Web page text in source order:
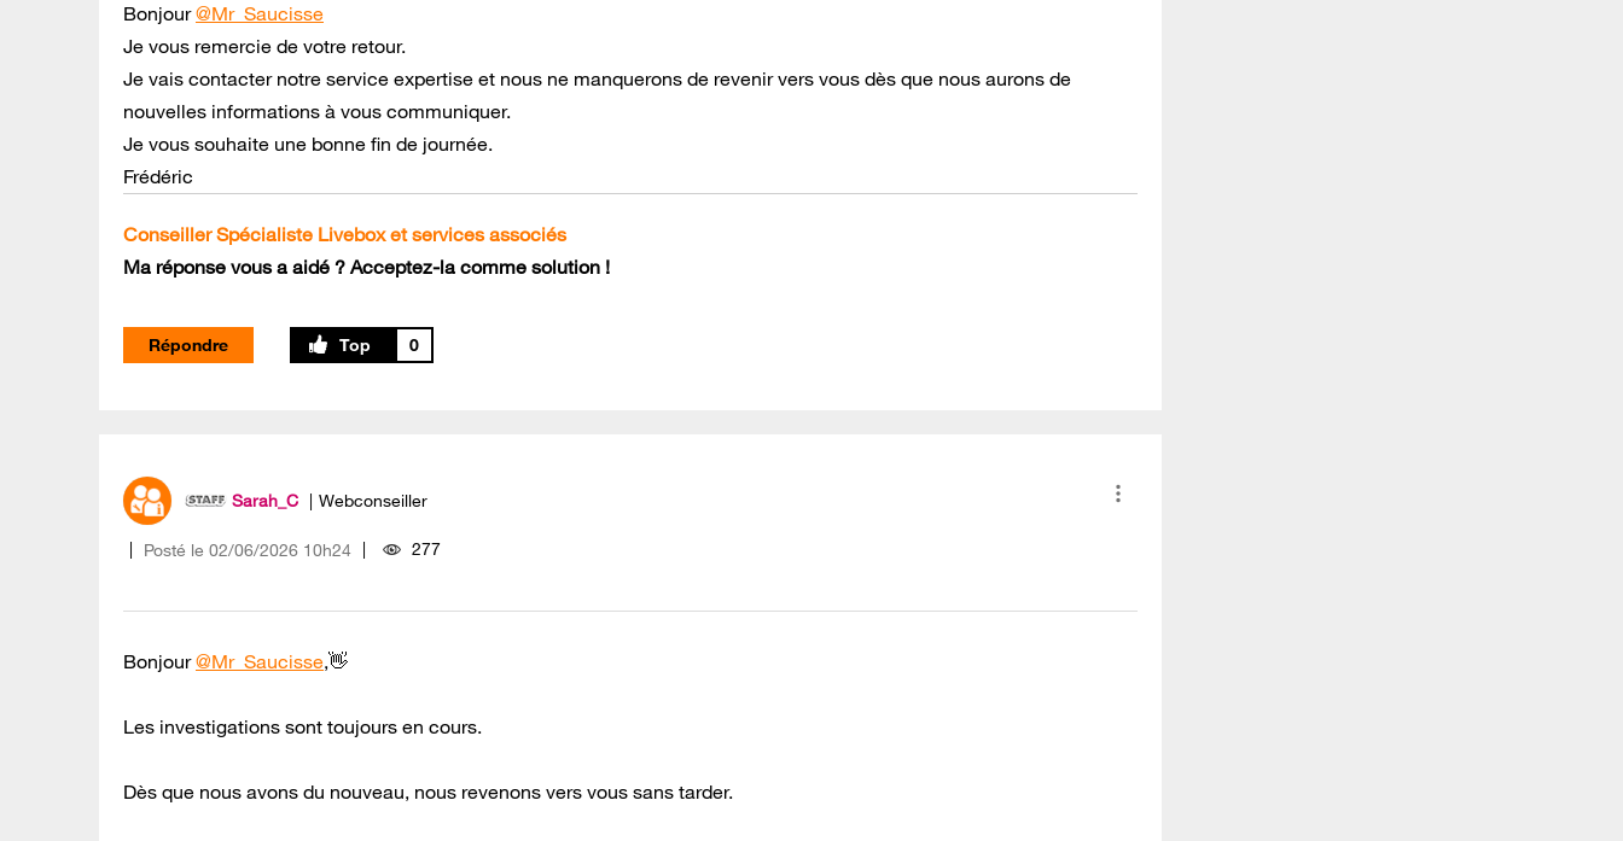
Bonjour@Mr_Saucisse
Je vous remercie de votre retour.
Je vais contacter notre service expertise et nous ne manquerons de revenir vers vous dès que nous aurons de
nouvelles informations à vous communiquer.
Je vous souhaite une bonne fin de journée.
Frédéric
Conseiller Spécialiste Livebox et services associés
Ma réponse vous a aidé ? Acceptez-la comme solution !
Répondre 0
Sarah_C Webconseiller
Posté le ‎02/06/2026 10h24 277
Bonjour@Mr_Saucisse,👋
Les investigations sont toujours en cours.
Dès que nous avons du nouveau, nous revenons vers vous sans tarder.